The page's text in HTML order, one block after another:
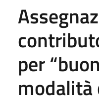
per
modalità